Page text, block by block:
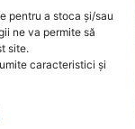
pentru a stoca și/sau
ne va permite să
site.
caracteristici și